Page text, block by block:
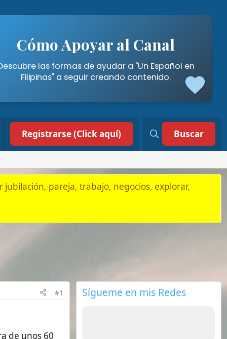
al Canal
creando contenido.
aquí)